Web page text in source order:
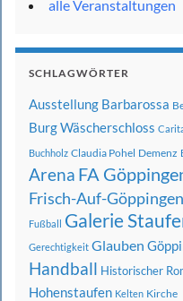
alle Veranstaltungen
SCHLAGWÖRTER
Ausstellung Barbarossa
Burg Wäscherschloss
Buchholz Claudia Pohel Demenz
Arena FA
Frisch-Auf-Göppingen
Fußball Galerie
Gerechtigkeit Glauben
Handball Historischer
Hohenstaufen Kelten Kirche